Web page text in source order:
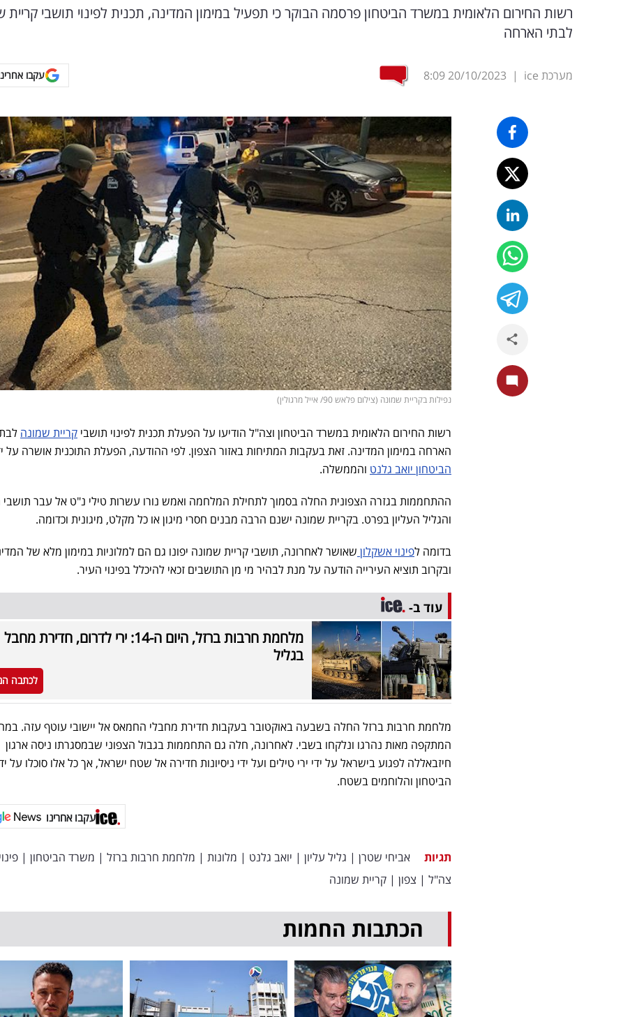
רשות החירום הלאומית במשרד הביטחון פרסמה הבוקר כי תפעיל במימון המדינה, תכנית לפינוי תושבי קריית
לבתי הארחה
מערכת ice |
20/10/2023
8:09 עקבו
נפילות בקריית שמונה (צילום פלאש 90/ אייל מרגולין)
רשות החירום הלאומית במשרד הביטחון וצה"ל הודיעו על הפעלת תכנית לפינוי תושבי קריית שמונה
הארחה במימון המדינה. זאת בעקבות המתיחות באזור הצפון. לפי ההודעה, הפעלת התוכנית אושרה על
הביטחון יואב גלנט והממשלה.
ההתחממות בגזרה הצפונית החלה בסמוך לתחילת המלחמה ואמש נורו עשרות טילי נ"ט אל עבר תושבי
והגליל העליון בפרט. בקריית שמונה ישנם הרבה מבנים חסרי מיגון או כל מקלט, מיגונית וכדומה.
בדומה לפינוי אשקלון שאושר לאחרונה, תושבי קריית שמונה יפונו גם הם למלוניות במימון מלא של
ובקרוב תוציא העירייה הודעה על מנת לבהיר מי מן התושבים זכאי להיכלל בפינוי העיר.
עוד ב-
מלחמת חרבות ברזל, היום ה-14: ירי לדרום, חדירת מחבל
בגליל
לכתבה
מלחמת חרבות ברזל החלה בשבעה באוקטובר בעקבות חדירת מחבלי החמאס אל יישובי עוטף עזה.
המתקפה מאות נהרגו ונלקחו בשבי. לאחרונה, חלה גם התחממות בגבול הצפוני שבמסגרתו ניסה ארגון
חיזבאללה לפגוע בישראל על ידי ירי טילים ועל ידי ניסיונות חדירה אל שטח ישראל, אך כל אלו סוכלו על
הביטחון והלוחמים בשטח.
עקבו אחרינו
תגיות אביחי שטרן | גליל עליון | יואב גלנט | מלונות | מלחמת חרבות ברזל | משרד הביטחון | פינוי
צה"ל | צפון | קריית שמונה
הכתבות החמות